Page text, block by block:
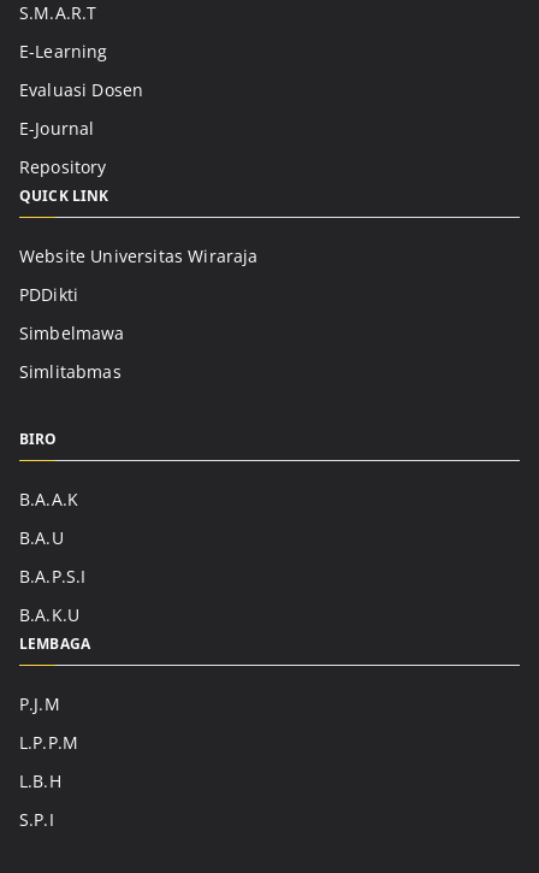
S.M.A.R.T
E-Learning
Evaluasi Dosen
E-Journal
Repository
QUICK LINK
Website Universitas Wiraraja
PDDikti
Simbelmawa
Simlitabmas
BIRO
B.A.A.K
B.A.U
B.A.P.S.I
B.A.K.U
LEMBAGA
P.J.M
L.P.P.M
L.B.H
S.P.I